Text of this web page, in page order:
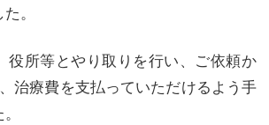
。
役所等とやり取りを行い、ご依頼か
治療費を支払っていただけるよう手